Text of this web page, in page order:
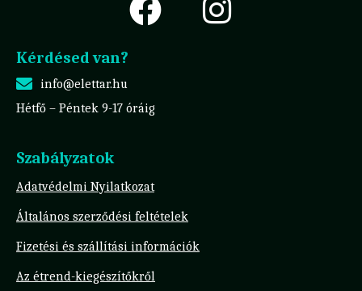
Kérdésed van?
info@elettar.hu
Hétfő – Péntek 9-17 óráig
Szabályzatok
Adatvédelmi Nyilatkozat
Általános szerződési feltételek
Fizetési és szállítási információk
Az étrend-kiegészítőkről